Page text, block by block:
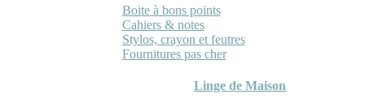
Boite à bons points
Cahiers & notes
Stylos, crayon et feutres
Fournitures pas cher
Linge de Maison